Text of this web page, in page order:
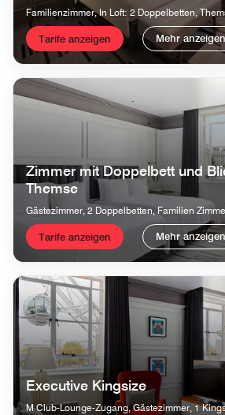
Familienzimmer, In Loft: 2 Doppelbetten,
Tarife anzeigen Mehr anzeigen
Zimmer mit Doppelbett und
Themse
Gästezimmer, 2 Doppelbetten, Familien
Tarife anzeigen Mehr anzeigen
Executive Kingsize
M Club-Lounge-Zugang, Gästezimmer, 1